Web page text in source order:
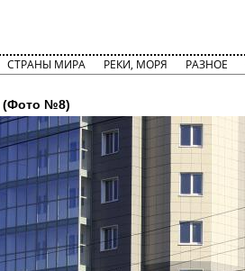
СТРАНЫ МИРА РЕКИ, МОРЯ РАЗНОЕ
(Фото №8)